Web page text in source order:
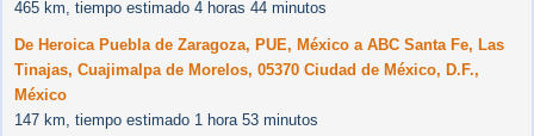
465 km, tiempo estimado 4 horas 44 minutos
De Heroica Puebla de Zaragoza, PUE, México a ABC Santa Fe, Las
Tinajas, Cuajimalpa de Morelos, 05370 Ciudad de México, D.F.,
México
147 km, tiempo estimado 1 hora 53 minutos